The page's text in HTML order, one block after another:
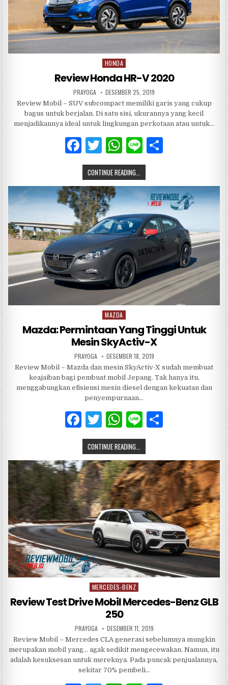
Posted
HONDA
Review Honda HR-V 2020
PRAYOGA DESEMBER 25, 2019
Review Mobil – SUV subcompact memiliki garis yang cukup
bagus untuk berjalan. Di satu sisi, ukurannya yang kecil
menjadikannya ideal untuk lingkungan perkotaan atau untuk…
F
a
c
e
b
o
o
k
T
w
it
te
r
W
h
at
s
A
p
p
Li
n
e
CONTINUE READING...
Posted
MAZDA
Mazda: Permintaan Yang Tinggi Untuk
Mesin SkyActiv-X
PRAYOGA DESEMBER 18, 2019
Review Mobil – Mazda dan mesin SkyActiv-X sudah membuat
keajaiban bagi pembuat mobil Jepang. Tak hanya itu,
menggabungkan efisiensi mesin diesel dengan kekuatan dan
penyempurnaan…
F
a
c
e
b
o
o
k
T
w
it
te
r
W
h
at
s
A
p
p
Li
n
e
CONTINUE READING...
Posted
MERCEDES-BENZ
Review Test Drive Mobil Mercedes-Benz GLB
250
PRAYOGA DESEMBER 11, 2019
Review Mobil – Mercedes CLA generasi sebelumnya mungkin
merupakan mobil yang… agak sedikit mengecewakan. Namun, itu
adalah kesuksesan untuk mereknya. Pada puncak penjualannya,
sekitar 70% pembeli…